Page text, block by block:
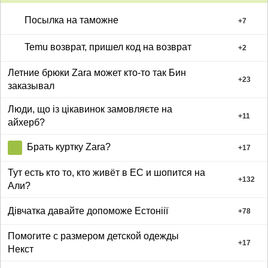
Посылка на таможне +7
Temu возврат, пришел код на возврат +2
Летние брюки Zara может кто-то так Бин
заказывал
+23
Люди, що із цікавинок замовляєте на
айхерб?
+11
Брать куртку Zara? +17
Тут есть кто то, кто живёт в ЕС и шопится на
Али?
+132
Дівчатка давайте допоможе Естоніії +78
Помогите с размером детской одежды
Некст
+17